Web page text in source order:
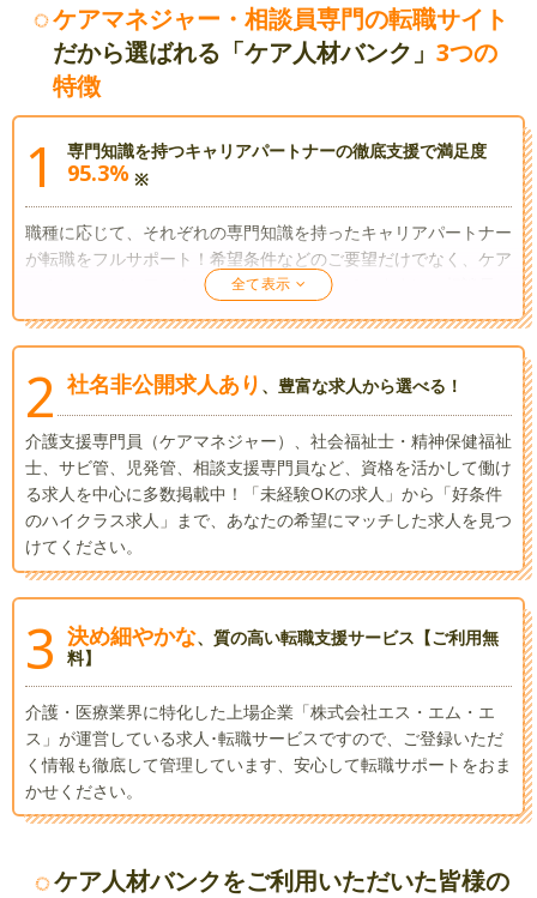
ケアマネジャー・相談員専門の転職サイト
だから選ばれる「ケア人材バンク」 3つの
特徴
1 専門知識を持つキャリアパートナーの徹底支援で満足度
95.3% ※
職種に応じて、それぞれの専門知識を持ったキャリアパートナー
が転職をフルサポート！希望条件などのご要望だけでなく、ケア
マネジャー（ケアマネージャーとも呼ばれています）、相談員、
ら高評価をいただいております。
月～2024年12月)
2 社名非公開求人あり 、豊富な求人から選べる！
介護支援専門員（ケアマネジャー）、社会福祉士・精神保健福祉
士、サビ管、児発管、相談支援専門員など、資格を活かして働け
る求人を中心に多数掲載中！「未経験OKの求人」から「好条件
のハイクラス求人」まで、あなたの希望にマッチした求人を見つ
けてください。
3 決め細やかな、質の高い転職支援サービス【ご利用無
料】
介護・医療業界に特化した上場企業「株式会社エス・エム・エ
ス」が運営している求人･転職サービスですので、ご登録いただ
く情報も徹底して管理しています、安心して転職サポートをおま
かせください。
ケア人材バンクをご利用いただいた皆様の